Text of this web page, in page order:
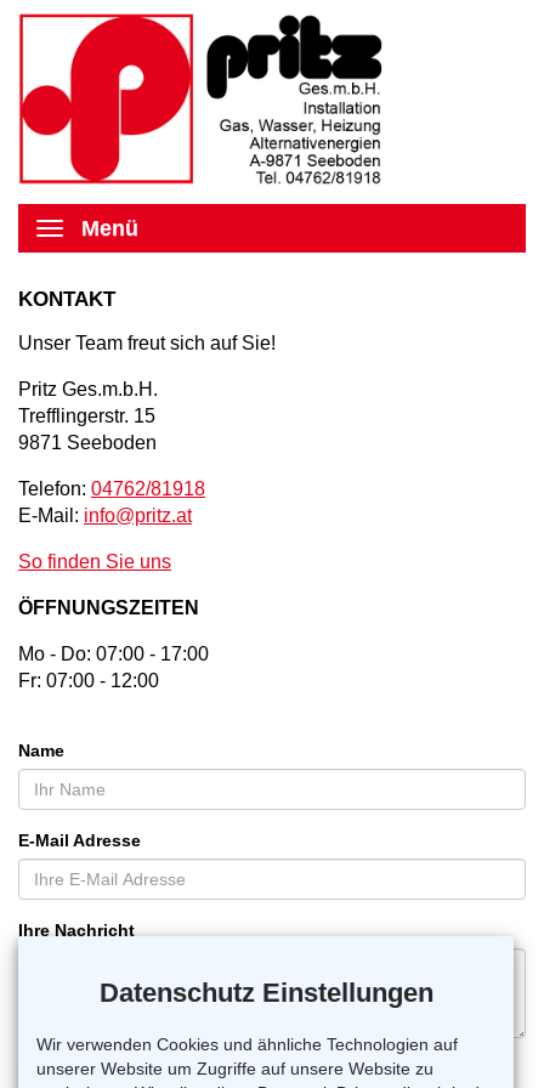
Menü
KONTAKT
Unser Team freut sich auf Sie!
Pritz Ges.m.b.H.
Trefflingerstr. 15
9871 Seeboden
Telefon: 04762/81918
E-Mail: info@pritz.at
So finden Sie uns
ÖFFNUNGSZEITEN
Mo - Do: 07:00 - 17:00
Fr: 07:00 - 12:00
Name
E-Mail Adresse
Ihre Nachricht
Senden
Datenschutz Einstellungen
Wir verwenden Cookies und ähnliche Technologien auf
unserer Website um Zugriffe auf unsere Website zu